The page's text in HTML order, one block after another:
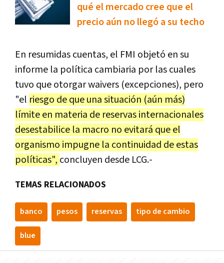
qué el mercado cree que el
precio aún no llegó a su techo
En resumidas cuentas, el FMI objetó en su
informe la política cambiaria por las cuales
tuvo que otorgar waivers (excepciones), pero
"el riesgo de que una situación (aún más)
límite en materia de reservas internacionales
desestabilice la macro no evitará que el
organismo impugne la continuidad de estas
políticas", concluyen desde LCG.-
TEMAS RELACIONADOS
banco pesos reservas tipo de cambio
blue